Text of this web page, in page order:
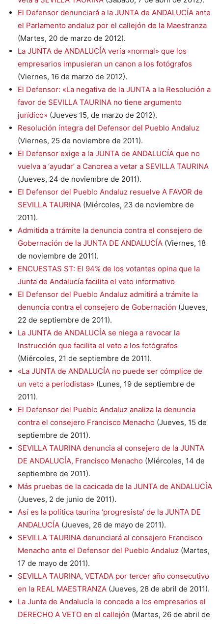
El Defensor denunciará a la JUNTA de ANDALUCÍA ante
el Parlamento andaluz por el callejón de la Maestranza
(Martes, 20 de marzo de 2012).
La JUNTA de ANDALUCÍA vería «normal» que los
empresarios impusieran un canon a los fotógrafos
(Viernes, 16 de marzo de 2012).
El Defensor: «La negativa de la JUNTA a la Resolución a
favor de SEVILLA TAURINA no tiene argumento
jurídico» (Jueves 15, de marzo de 2012).
Resolución íntegra del Defensor del Pueblo Andaluz
(Viernes, 25 de noviembre de 2011).
El Defensor exige a la JUNTA de ANDALUCÍA que no
vuelva a ‘ayudar’ a Canorea a vetar a SEVILLA TAURINA
(Jueves, 24 de noviembre de 2011).
El Defensor del Pueblo Andaluz resuelve A FAVOR de
SEVILLA TAURINA (Miércoles, 23 de noviembre de
2011).
Admitida a trámite la denuncia contra el consejero de
Gobernación de la JUNTA DE ANDALUCÍA (Viernes, 18
de noviembre de 2011).
ENCUESTAS ST: El 94% de los votantes opina que la
Junta de Andalucía facilita el veto informativo
El Defensor del Pueblo Andaluz admitirá a trámite la
denuncia contra el consejero de Gobernación (Jueves,
22 de septiembre de 2011).
La JUNTA de ANDALUCÍA se niega a revocar la
Instrucción que facilita el veto a los fotógrafos
(Miércoles, 21 de septiembre de 2011).
«La JUNTA de ANDALUCÍA no puede ser cómplice de
un veto a periodistas» (Lunes, 19 de septiembre de
2011).
El Defensor del Pueblo Andaluz analiza la denuncia
contra el consejero Francisco Menacho (Jueves, 15 de
septiembre de 2011).
SEVILLA TAURINA denuncia al consejero de la JUNTA
DE ANDALUCÍA, Francisco Menacho (Miércoles, 14 de
septiembre de 2011).
Más pruebas de la cacicada de la JUNTA de ANDALUCÍA
(Jueves, 2 de junio de 2011).
Así es la política taurina ‘progresista’ de la JUNTA DE
ANDALUCÍA (Jueves, 26 de mayo de 2011).
SEVILLA TAURINA denunciará al consejero Francisco
Menacho ante el Defensor del Pueblo Andaluz (Martes,
17 de mayo de 2011).
SEVILLA TAURINA, VETADA por tercer año consecutivo
en la REAL MAESTRANZA (Jueves, 28 de abril de 2011).
La Junta de Andalucía le concede a los empresarios el
DERECHO A VETO en el callejón (Martes, 26 de abril de